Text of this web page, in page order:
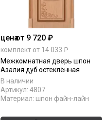
ценаот 9 720 ₽
комплект от 14 033 ₽
Межкомнатная дверь шпон
Азалия дуб остеклённая
В наличии
Артикул: 4807
Материал: шпон файн-лайн